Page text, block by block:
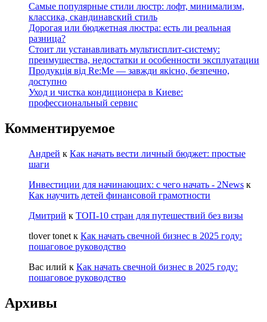
Самые популярные стили люстр: лофт, минимализм,
классика, скандинавский стиль
Дорогая или бюджетная люстра: есть ли реальная
разница?
Стоит ли устанавливать мультисплит-систему:
преимущества, недостатки и особенности эксплуатации
Продукція від Re:Me — завжди якісно, безпечно,
доступно
Уход и чистка кондиционера в Киеве:
профессиональный сервис
Комментируемое
Андрей к Как начать вести личный бюджет: простые
шаги
Инвестиции для начинающих: с чего начать - 2News к
Как научить детей финансовой грамотности
Дмитрий к ТОП-10 стран для путешествий без визы
tlover tonet к Как начать свечной бизнес в 2025 году:
пошаговое руководство
Вас илий к Как начать свечной бизнес в 2025 году:
пошаговое руководство
Архивы